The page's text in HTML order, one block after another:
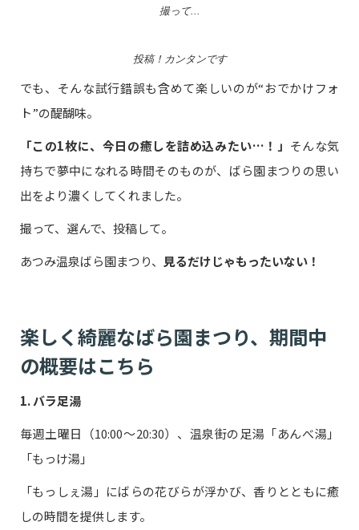
撮って...
投稿！カンタンです
でも、そんな試行錯誤も含めて楽しいのが“おでかけフォ
ト”の醍醐味。
「この1枚に、今日の癒しを詰め込みたい…！」 そんな気
持ちで夢中になれる時間そのものが、ばら園まつりの思い
出をより濃くしてくれました。
撮って、選んで、投稿して。
あつみ温泉ばら園まつり、
見るだけじゃもったいない！
楽しく綺麗なばら園まつり、期間中
の概要はこちら
1. バラ足湯
毎週土曜日（10:00～20:30）、温泉街の足湯「あんべ湯」
「もっけ湯」
「もっしぇ湯」にばらの花びらが浮かび、香りとともに癒
しの時間を提供します。